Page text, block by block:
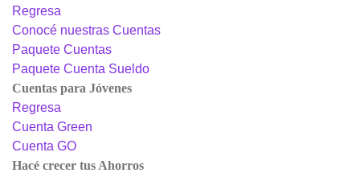
Regresa
Conocé nuestras Cuentas
Paquete Cuentas
Paquete Cuenta Sueldo
Cuentas para Jóvenes
Regresa
Cuenta Green
Cuenta GO
Hacé crecer tus Ahorros